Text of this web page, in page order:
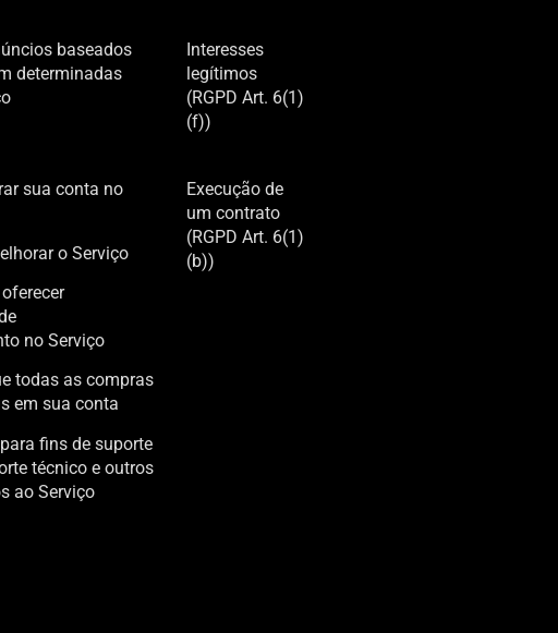
baseados
determinadas
Interesses
legítimos
(RGPD Art. 6(1)
(f))
sua conta no
o Serviço
no Serviço
todas as compras
em sua conta
fins de suporte
técnico e outros
ao Serviço
Execução de
um contrato
(RGPD Art. 6(1)
(b))